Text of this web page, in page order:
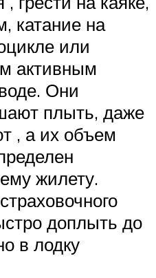
катание на
или
активным
Они
плыть, даже
, а их объем
жилету.
доплыть до
в лодку